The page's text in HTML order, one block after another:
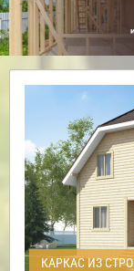
КАРКАС ИЗ